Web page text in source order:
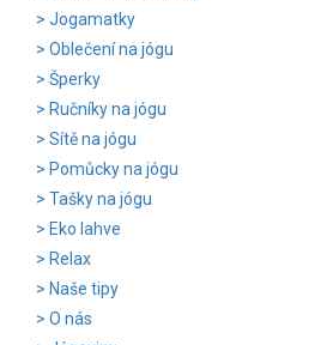
Jogamatky
Oblečení na jógu
Šperky
Ručníky na jógu
Sítě na jógu
Pomůcky na jógu
Tašky na jógu
Eko lahve
Relax
Naše tipy
O nás